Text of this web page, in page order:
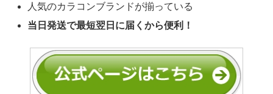
人気のカラコンブランドが揃っている
当日発送で最短翌日に届くから便利！